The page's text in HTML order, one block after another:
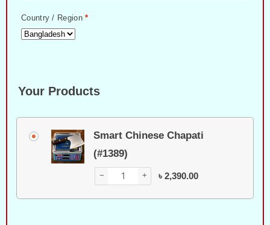
Country / Region*
Your Products
Smart Chinese Chapati
(#1389)
− + ৳2,390.00